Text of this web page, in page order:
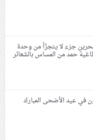
جزء لا يتجزّأ من وحدة
حمد من المساس بالشعائر
في عيد الأضحى المبارك